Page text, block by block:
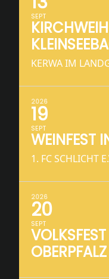
SEPT
KERWA IM
2026
19
SEPT
WEINFEST
1. FC SCHLICHT
2026
20
SEPT
OBERPFALZ